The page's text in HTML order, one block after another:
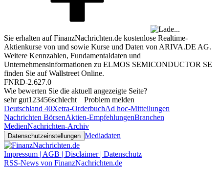
Sie erhalten auf FinanzNachrichten.de kostenlose Realtime-
Aktienkurse von und sowie Kurse und Daten von ARIVA.DE AG.
Weitere Kennzahlen, Fundamentaldaten und
Unternehmensinformationen zu ELMOS SEMICONDUCTOR SE
finden Sie aufWallstreet Online.
FNRD-2.627.0
Wie bewerten Sie die aktuell angezeigte Seite?
sehr gut1 23456schlecht
Problem melden
Deutschland 40Xetra-OrderbuchAd hoc-Mitteilungen
Nachrichten BörsenAktien-EmpfehlungenBranchen
MedienNachrichten-Archiv
Datenschutzeinstellungen Mediadaten
Impressum | AGB | Disclaimer | Datenschutz
RSS-News von FinanzNachrichten.de